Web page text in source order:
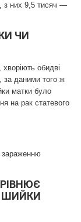
з них 9,5 тисяч —
ЧИ
обидві
за даними того ж
матки було
на рак статевого
зараженню
ШИЙКИ